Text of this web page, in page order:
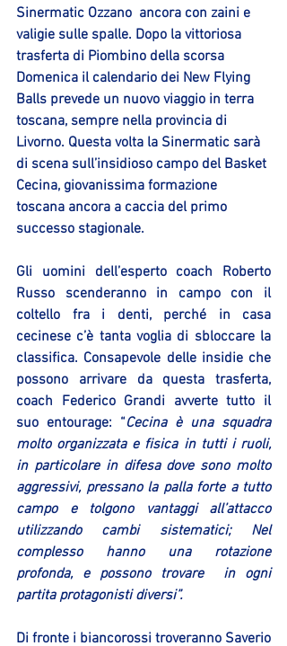
Sinermatic Ozzano  ancora con zaini e
valigie sulle spalle. Dopo la vittoriosa
trasferta di Piombino della scorsa
Domenica il calendario dei New Flying
Balls prevede un nuovo viaggio in terra
toscana, sempre nella provincia di
Livorno. Questa volta la Sinermatic sarà
di scena sull’insidioso campo del Basket
Cecina, giovanissima formazione
toscana ancora a caccia del primo
successo stagionale.
Gli uomini dell’esperto coach Roberto
Russo scenderanno in campo con il
coltello fra i denti, perché in casa
cecinese c’è tanta voglia di sbloccare la
classifica. Consapevole delle insidie che
possono arrivare da questa trasferta,
coach Federico Grandi avverte tutto il
suo entourage: “Cecina è una squadra
molto organizzata e fisica in tutti i ruoli,
in particolare in difesa dove sono molto
aggressivi, pressano la palla forte a tutto
campo e tolgono vantaggi all’attacco
utilizzando cambi sistematici; Nel
complesso hanno una rotazione
profonda, e possono trovare  in ogni
partita protagonisti diversi”.
Di fronte i biancorossi troveranno Saverio